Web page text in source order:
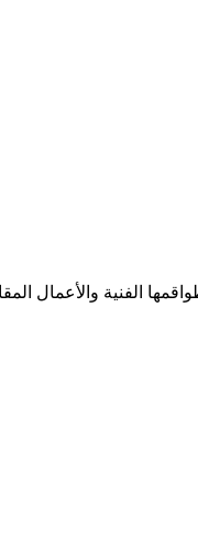
الفنية والأعمال